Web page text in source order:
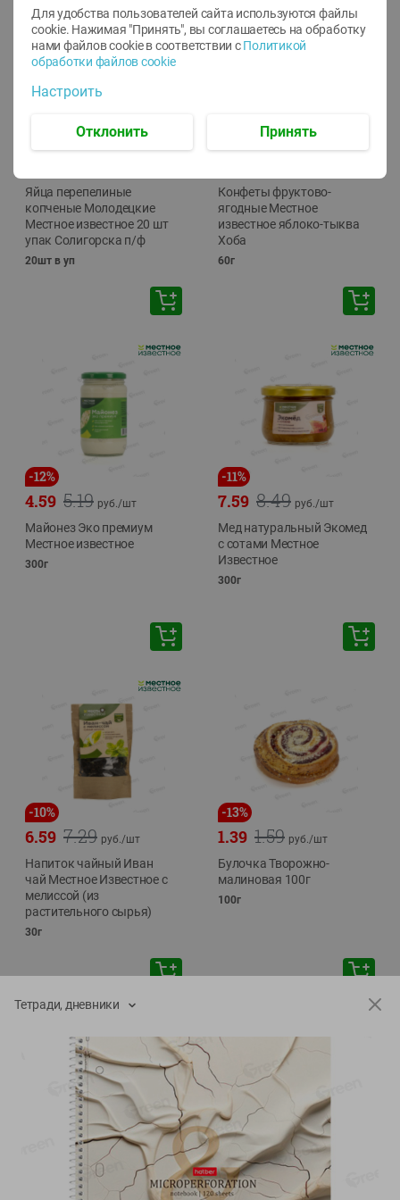
Яйца перепелиные
копченые Молодецкие
Местное известное 20 шт
упак Солигорска п/ф
20шт в уп
Конфеты фруктово-
ягодные Местное
известное яблоко-тыква
Хоба
60г
-12%
5.19
4.59 руб./шт
Майонез Эко премиум
Местное известное
300г
-11%
8.49
7.59 руб./шт
Мед натуральный Экомед
с сотами Местное
Известное
300г
-10%
7.29
6.59 руб./шт
Напиток чайный Иван
чай Местное Известное с
мелиссой (из
растительного сырья)
30г
-13%
1.59
1.39 руб./шт
Булочка Творожно-
малиновая 100г
100г
Показано 1-14 из 71
Показать 15-28 из 71
Каталог товаров
Специально для вас
Тетради, дневники
Для удобства пользователей сайта используются файлы
cookie. Нажимая "Принять", вы соглашаетесь на обработку
нами файлов cookie в соответствии с Политикой
обработки файлов cookie
Настроить
Отклонить Принять